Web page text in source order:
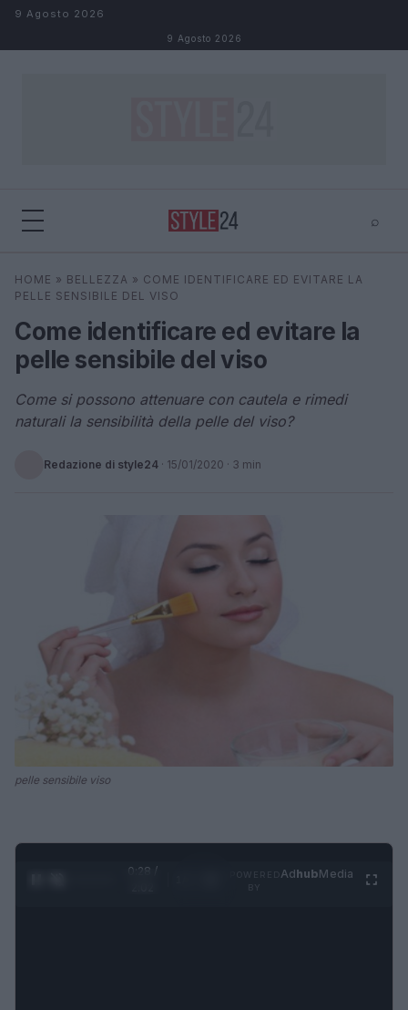
Salta al contenuto
9 Agosto 2026
9 Agosto 2026
⌕
Cerca ⌕
HOME » BELLEZZA » COME IDENTIFICARE ED EVITARE LA
PELLE SENSIBILE DEL VISO
Come identificare ed evitare la
pelle sensibile del viso
Come si possono attenuare con cautela e rimedi
naturali la sensibilità della pelle del viso?
Redazione di style24 · 15/01/2020 · 3 min
pelle sensibile viso
0:28 /
AdhubMedia